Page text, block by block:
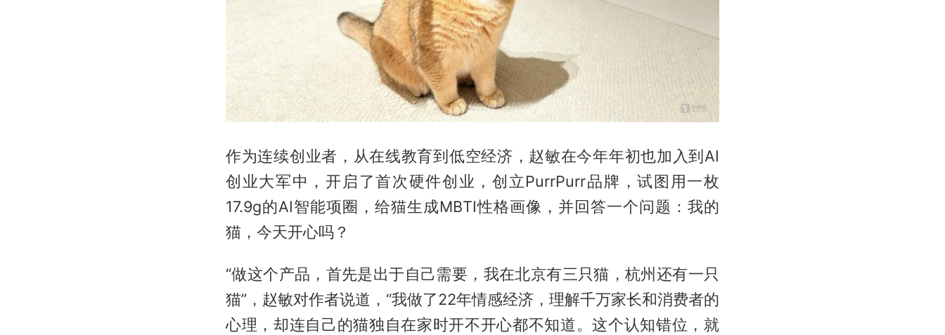
作为连续创业者，从在线教育到低空经济，赵敏在今年年初也加入到AI
创业大军中，开启了首次硬件创业，创立PurrPurr品牌，试图用一枚
17.9g的AI智能项圈，给猫生成MBTI性格画像，并回答一个问题：我的
猫，今天开心吗？
“做这个产品，首先是出于自己需要，我在北京有三只猫，杭州还有一只
猫”，赵敏对作者说道，“我做了22年情感经济，理解千万家长和消费者的
心理，却连自己的猫独自在家时开不开心都不知道。这个认知错位，就